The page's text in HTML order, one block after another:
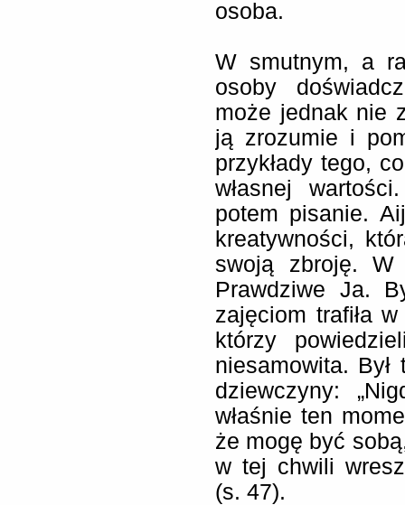
osoba.
W smutnym, a
osoby
może jednak nie
ją zrozumie i
przykłady tego,
własnej
potem pisanie.
kreatywności,
swoją zbroję. W
Prawdziwe Ja.
zajęciom trafiła
którzy
niesamowita. Był
dziewczyny:
właśnie ten
że mogę być
w tej chwili
(s. 47).